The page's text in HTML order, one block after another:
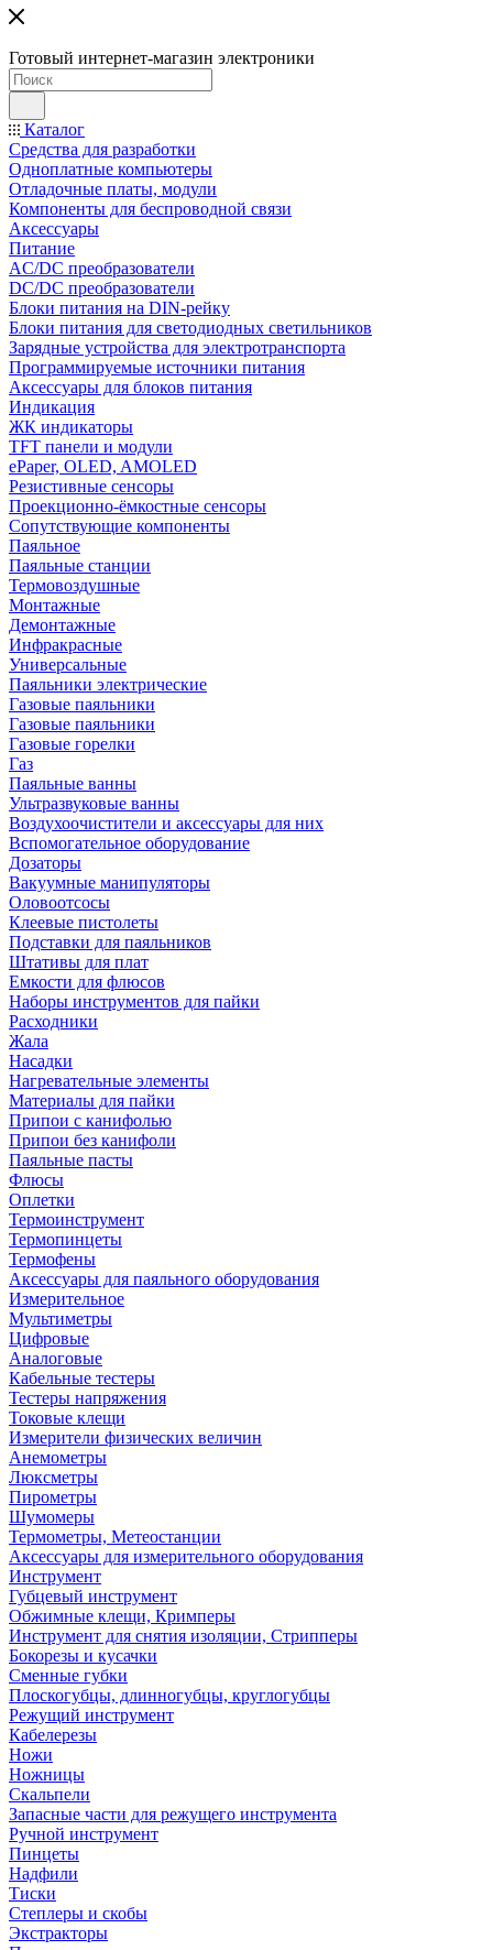
Готовый интернет-магазин электроники
Каталог
Средства для разработки
Одноплатные компьютеры
Отладочные платы, модули
Компоненты для беспроводной связи
Аксессуары
Питание
AC/DC преобразователи
DC/DC преобразователи
Блоки питания на DIN-рейку
Блоки питания для светодиодных светильников
Зарядные устройства для электротранспорта
Программируемые источники питания
Аксессуары для блоков питания
Индикация
ЖК индикаторы
TFT панели и модули
ePaper, OLED, AMOLED
Резистивные сенсоры
Проекционно-ёмкостные сенсоры
Сопутствующие компоненты
Паяльное
Паяльные станции
Термовоздушные
Монтажные
Демонтажные
Инфракрасные
Универсальные
Паяльники электрические
Газовые паяльники
Газовые паяльники
Газовые горелки
Газ
Паяльные ванны
Ультразвуковые ванны
Воздухоочистители и аксессуары для них
Вспомогательное оборудование
Дозаторы
Вакуумные манипуляторы
Оловоотсосы
Клеевые пистолеты
Подставки для паяльников
Штативы для плат
Емкости для флюсов
Наборы инструментов для пайки
Расходники
Жала
Насадки
Нагревательные элементы
Материалы для пайки
Припои с канифолью
Припои без канифоли
Паяльные пасты
Флюсы
Оплетки
Термоинструмент
Термопинцеты
Термофены
Аксессуары для паяльного оборудования
Измерительное
Мультиметры
Цифровые
Аналоговые
Кабельные тестеры
Тестеры напряжения
Токовые клещи
Измерители физических величин
Анемометры
Люксметры
Пирометры
Шумомеры
Термометры, Метеостанции
Аксессуары для измерительного оборудования
Инструмент
Губцевый инструмент
Обжимные клещи, Кримперы
Инструмент для снятия изоляции, Стрипперы
Бокорезы и кусачки
Сменные губки
Плоскогубцы, длинногубцы, круглогубцы
Режущий инструмент
Кабелерезы
Ножи
Ножницы
Скальпели
Запасные части для режущего инструмента
Ручной инструмент
Пинцеты
Надфили
Тиски
Степлеры и скобы
Экстракторы